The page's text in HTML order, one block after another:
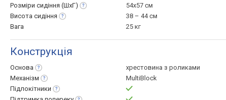
Розміри сидіння (ШхГ)
54x57 см
Висота сидіння
38 – 44 см
Вага
25 кг
Конструкція
Основа
хрестовина з роликами
Механізм
MultiBlock
Підлокітники